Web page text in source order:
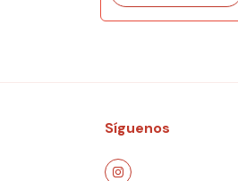
Síguenos